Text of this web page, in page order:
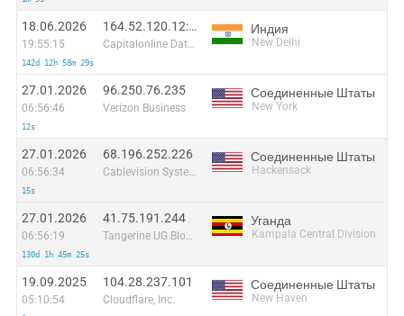
18.06.2026
19:55:15
142d 12h 58m 29s
164.52.120.12:42735
Capitalonline Data Service (HK) Co
Индия
New Delhi
27.01.2026
06:56:46
12s
96.250.76.235
Verizon Business
Соединенные Штаты
New York
27.01.2026
06:56:34
15s
68.196.252.226
Cablevision Systems Corp.
Соединенные Штаты
Hackensack
27.01.2026
06:56:19
130d 1h 45m 25s
41.75.191.244
Tangerine UG Block03 Natted Pool15 2G 4G
Уганда
Kampala Central Division
19.09.2025
05:10:54
104.28.237.101
Cloudflare, Inc.
Соединенные Штаты
New Haven